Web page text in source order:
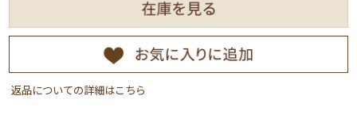
返品についての詳細はこちら